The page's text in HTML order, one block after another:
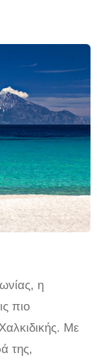
η
πιο
Με
της,